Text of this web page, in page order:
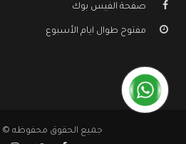
صفحة الفيس بوك
مفتوح طوال ايام الأسبوع
جميع الحقوق محفوظه ©